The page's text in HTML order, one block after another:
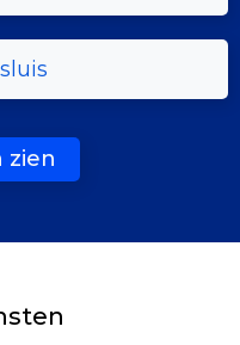
zien